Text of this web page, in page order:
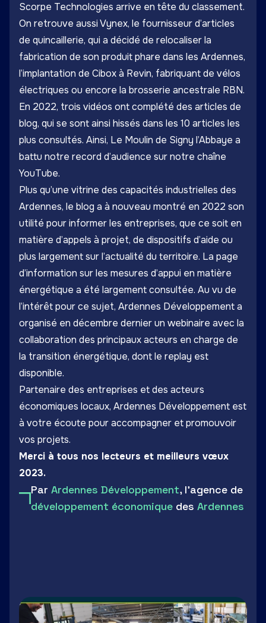
Scorpe Technologies arrive en tête du classement.
On retrouve aussiVynex, le fournisseur d’articles
de quincaillerie, qui a décidé de relocaliser la
fabrication de son produit phare dans les Ardennes,
l’implantation de Ciboxà Revin, fabriquant de vélos
électriques ou encore la brosserie ancestrale RBN.
En 2022, trois vidéos ont complété des articles de
blog, qui se sont ainsi hissés dans les 10 articles les
plus consultés. Ainsi, Le Moulin de Signy l’Abbaye a
battu notre record d’audience sur notre chaîne
YouTube.
Plus qu’une vitrine des capacités industrielles des
Ardennes, le blog a à nouveau montré en 2022 son
utilité pour informer les entreprises, que ce soit en
matière d’appels à projet, de dispositifs d’aide ou
plus largement sur l’actualité du territoire. La page
d’information sur les mesures d’appui en matière
énergétique a été largement consultée. Au vu de
l’intérêt pour ce sujet, Ardennes Développement a
organisé en décembre dernier un webinaire avec la
collaboration des principaux acteurs en charge de
la transition énergétique, dont le replay est
disponible.
Partenaire des entreprises et des acteurs
économiques locaux, Ardennes Développement est
à votre écoute pour accompagner et promouvoir
vos projets.
Merci à tous nos lecteurs et meilleurs vœux
2023.
Par Ardennes Développement, l'agence de
développement économique des Ardennes